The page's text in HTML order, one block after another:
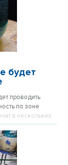
будет
проводить
по зоне
в нескольких